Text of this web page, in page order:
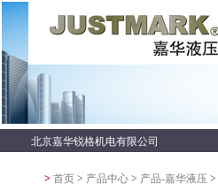
北京嘉华锐格机电有限公司
> 首页 > 产品中心 > 产品-嘉华液压 >